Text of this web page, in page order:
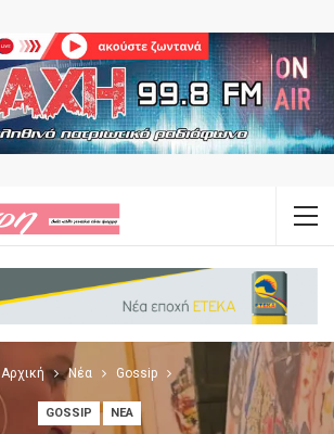
Αρχική Νέα Gossip
GOSSIP ΝΈΑ